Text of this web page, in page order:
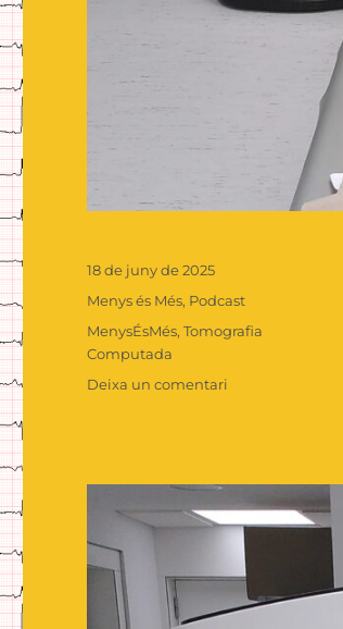
Publicat
18 de juny de 2025
Categories
Menys és Més, Podcast
Etiquetes
MenysÉsMés,Tomografia
Computada
Deixa un comentari
a
urgències